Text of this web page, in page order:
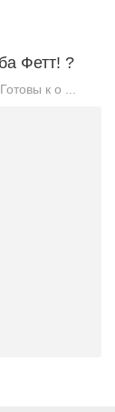
Фетт! ?
к о ...